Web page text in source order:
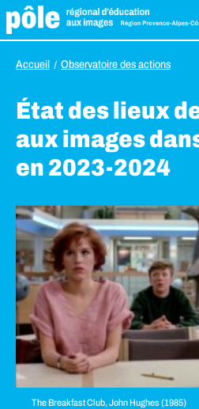
Accueil Observatoire des actions
État des lieux
aux images
en 2023-2024
The Breakfast Club, John Hughes (1985)